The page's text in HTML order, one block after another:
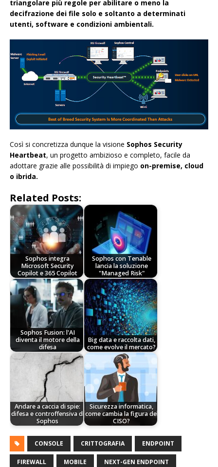
triangolare più regole per abilitare o meno la
decifrazione dei file solo e soltanto a determinati
utenti, software e condizioni ambientali.
Così si concretizza dunque la visione Sophos Security
Heartbeat, un progetto ambizioso e completo, facile da
adottare grazie alle possibilità di impiego on-premise, cloud
o ibrida.
Related Posts:
Sophos integra
Microsoft Security
Copilot e 365 Copilot
Sophos con Tenable
lancia la soluzione
"Managed Risk"
Sophos Fusion: l'AI
diventa il motore della
difesa
Big data e raccolta dati,
come evolve il mercato?
Andare a caccia di spie:
difesa e controffensiva di
Sophos
Sicurezza informatica,
come cambia la figura del
CISO?
CONSOLE CRITTOGRAFIA ENDPOINT
FIREWALL MOBILE NEXT-GEN ENDPOINT